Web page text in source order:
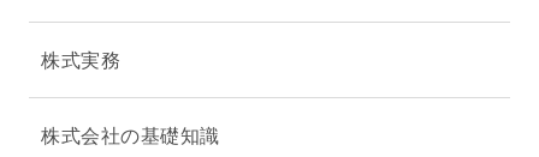
株式実務
株式会社の基礎知識